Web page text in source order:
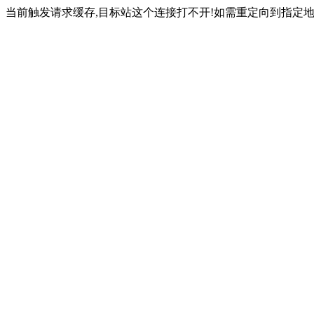
当前触发请求缓存,目标站这个连接打不开!如需重定向到指定